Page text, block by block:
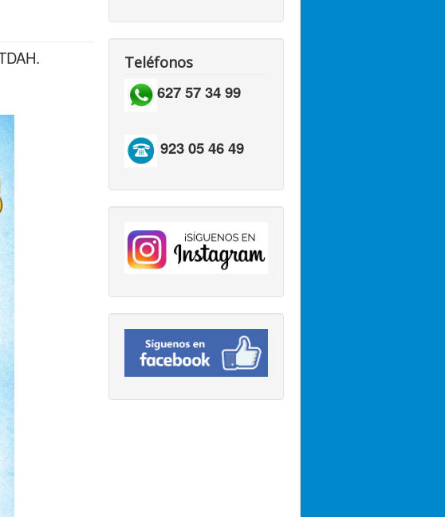
Teléfonos
627 57 34 99
923 05 46 49